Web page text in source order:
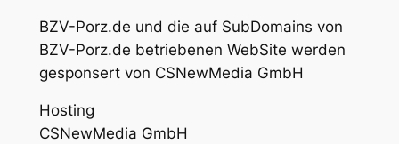
BZV-Porz.de und die auf SubDomains von
BZV-Porz.de betriebenen WebSite werden
gesponsert von CSNewMedia GmbH
Hosting
CSNewMedia GmbH